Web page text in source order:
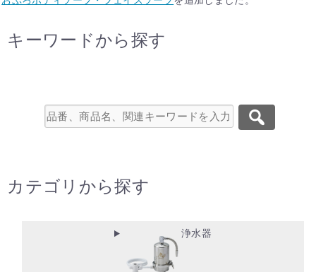
キーワードから探す
カテゴリから探す
浄水器